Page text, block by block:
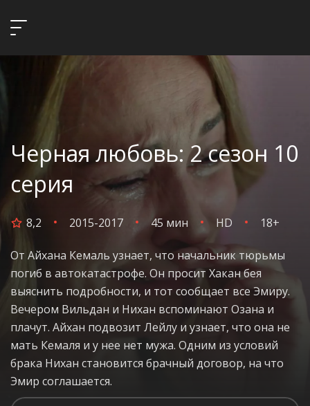
Черная любовь: 2 сезон 10
серия
8,2 2015-2017 45 мин HD 18+
От Айхана Кемаль узнает, что начальник тюрьмы
погиб в автокатастрофе. Он просит Хакан бея
выяснить подробности, и тот сообщает все Эмиру.
Вечером Вильдан и Нихан вспоминают Озана и
плачут. Айхан подвозит Лейлу и узнает, что она не
мать Кемаля и у нее нет мужа. Одним из условий
брака Нихан становится брачный договор, на что
Эмир соглашается.